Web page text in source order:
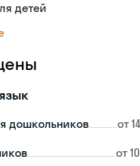
детей
дошкольников от
от